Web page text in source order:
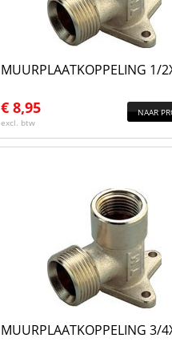
MUURPLAATKOPPELING 1/
€ 8,95
excl. btw
NAAR
MUURPLAATKOPPELING 3/